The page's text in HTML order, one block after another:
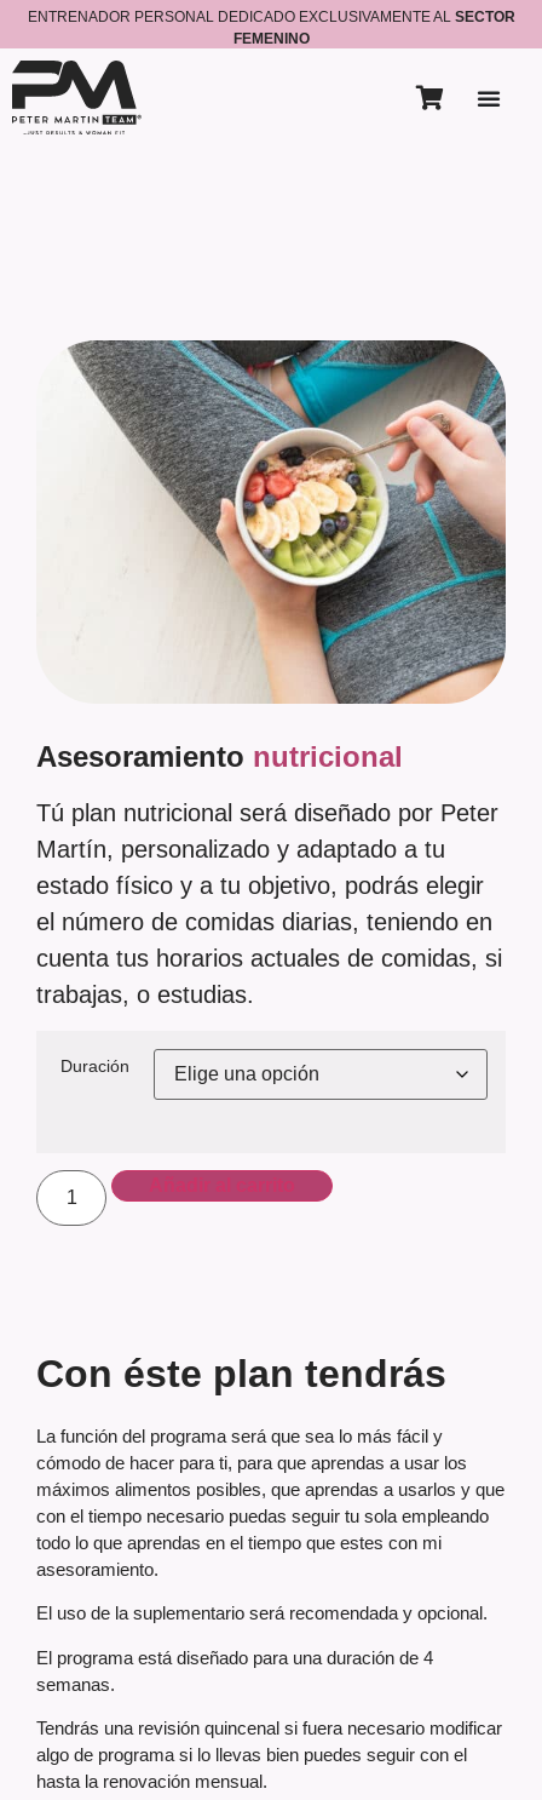
ENTRENADOR PERSONAL DEDICADO EXCLUSIVAMENTE AL SECTOR
FEMENINO
Asesoramiento nutricional
Tú plan nutricional será diseñado por Peter
Martín, personalizado y adaptado a tu
estado físico y a tu objetivo, podrás elegir
el número de comidas diarias, teniendo en
cuenta tus horarios actuales de comidas, si
trabajas, o estudias.
Duración
Añadir al carrito
Con éste plan tendrás
La función del programa será que sea lo más fácil y
cómodo de hacer para ti, para que aprendas a usar los
máximos alimentos posibles, que aprendas a usarlos y que
con el tiempo necesario puedas seguir tu sola empleando
todo lo que aprendas en el tiempo que estes con mi
asesoramiento.
El uso de la suplementario será recomendada y opcional.
El programa está diseñado para una duración de 4
semanas.
Tendrás una revisión quincenal si fuera necesario modificar
algo de programa si lo llevas bien puedes seguir con el
hasta la renovación mensual.